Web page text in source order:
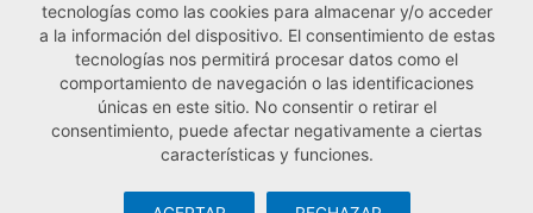
← Noticia anterior Noticia siguiente →
tecnologías como las cookies para almacenar y/o acceder
a la información del dispositivo. El consentimiento de estas
tecnologías nos permitirá procesar datos como el
comportamiento de navegación o las identificaciones
únicas en este sitio. No consentir o retirar el
consentimiento, puede afectar negativamente a ciertas
características y funciones.